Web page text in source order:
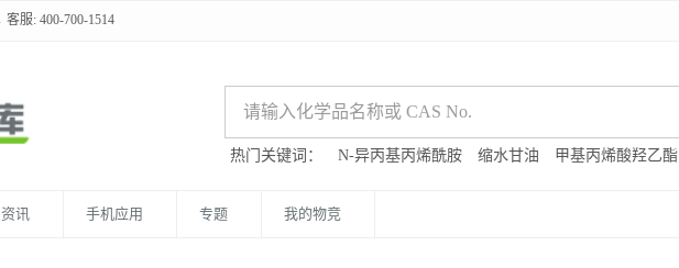
客服: 400-700-1514
热门关键词： N-异丙基丙烯酰胺 缩水甘油 甲基丙烯酸羟乙酯
资讯 手机应用 专题 我的物竞